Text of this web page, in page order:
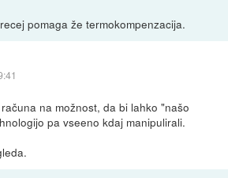
pomaga že termokompenzacija.
na možnost, da bi lahko "našo
pa vseeno kdaj manipulirali.